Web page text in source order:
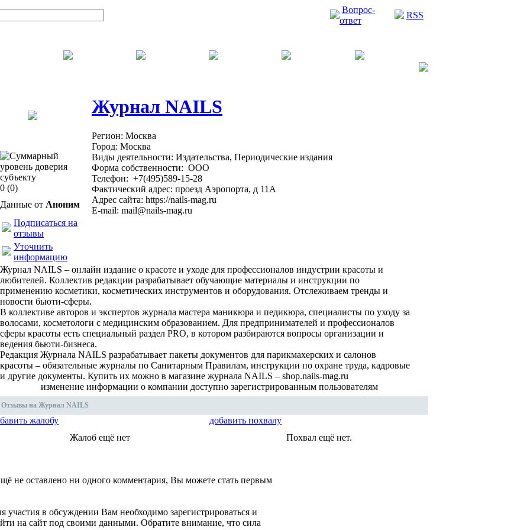
Вопрос-
ответ
RSS
0 (0)
Данные от Аноним
Подписаться на
отзывы
Уточнить
информацию
Журнал NAILS
Регион: Москва
Город: Москва
Виды деятельности: Издательства, Периодические издания
Форма собственности: ООО
Телефон: +7(495)589-15-28
Фактический адрес: проезд Аэропорта, д 11А
Адрес сайта: https://nails-mag.ru
E-mail: mail@nails-mag.ru
Журнал NAILS – онлайн издание о красоте и уходе для профессионалов индустрии красоты и
любителей. Коллектив редакции разрабатывает обучающие материалы и инструкции по
применению косметики, косметических инструментов и оборудования. Отслеживаем тренды и
новости бьюти-сферы.
В коллективе авторов и экспертов журнала мастера маникюра и педикюра, специалисты по уходу за
волосами, косметологи с медицинским образованием. Для предпринимателей и профессионалов
сферы красоты есть специальный раздел PRO, в котором разбираются вопросы организации и
ведения бьюти-бизнеса.
Редакция Журнала NAILS разрабатывает пакеты документов для парикмахерских и салонов
красоты – обязательные журналы по Санитарным Правилам, инструкции по охране труда, кадровые
и другие документы. Купить их можно в магазине журнала NAILS – shop.nails-mag.ru
изменение информации о компании доступно зарегистрированным пользователям
Отзывы на Журнал NAILS
жалобу
добавить похвалу
Жалоб ещё нет
Похвал ещё нет.
не оставлено ни одного комментария, Вы можете стать первым
участия в обсуждении Вам необходимо зарегистрироваться и
на сайт под своими данными. Обратите внимание, что сила